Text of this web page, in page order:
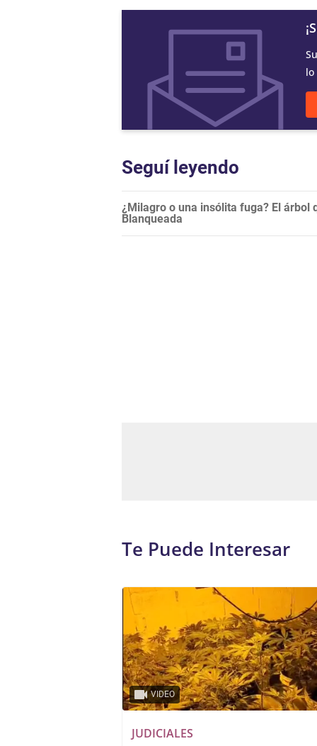
Seguí leyendo
¿Milagro o una insólita fuga? El árbol
Blanqueada
Te Puede Interesar
VIDEO
JUDICIALES